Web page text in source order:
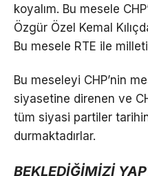
koyalım. Bu mesele
Özgür Özel Kemal
Bu mesele RTE ile
Bu meseleyi CHP’nin
siyasetine direnen ve
tüm siyasi partiler
durmaktadırlar.
BEKLEDİĞİMİZİ